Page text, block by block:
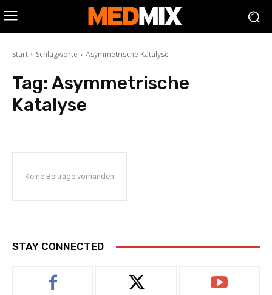
Start Schlagworte Asymmetrische Katalyse
Tag: Asymmetrische
Katalyse
Keine Beiträge vorhanden
STAY CONNECTED